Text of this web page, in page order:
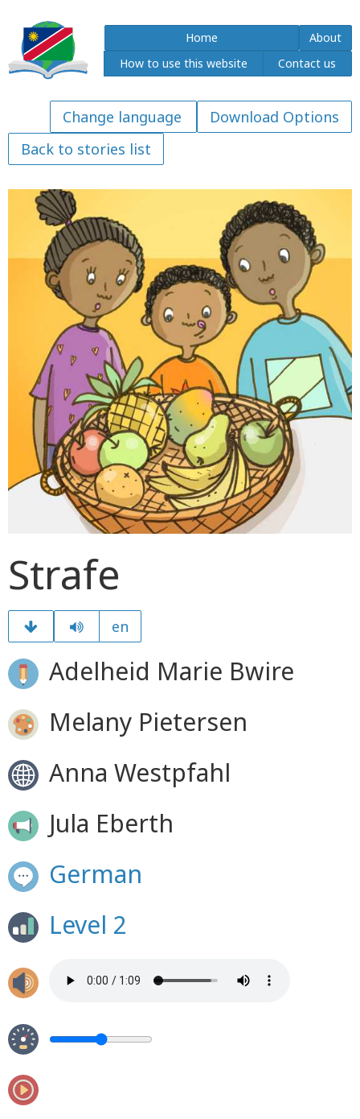
Home
About
How to use this website
Contact us
Download Options
Back to stories list
Strafe
en
Adelheid Marie Bwire
Melany Pietersen
Anna Westpfahl
Jula Eberth
German
Level 2